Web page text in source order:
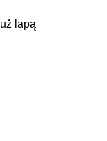
už lapą